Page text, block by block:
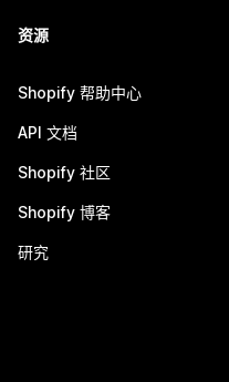
资源
Shopify 帮助中心
API 文档
Shopify 社区
Shopify 博客
研究